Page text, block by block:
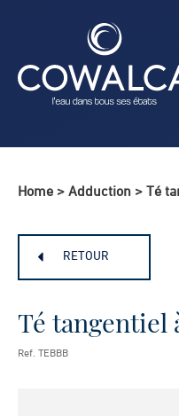
Home > Adduction > Té
RETOUR
Té tangentiel
Ref. TEBBB